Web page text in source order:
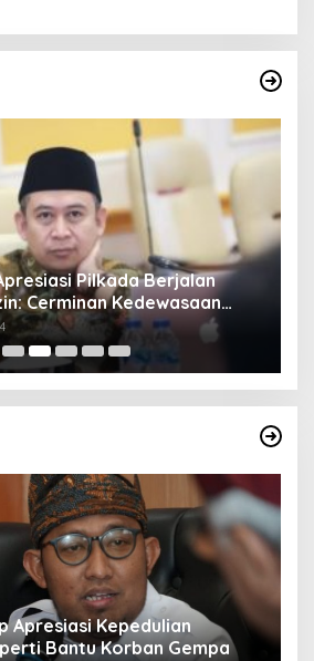
Pilkada Berjalan
Cerminan Kedewasaan
Apresiasi Kepedulian
Bantu Korban Gempa